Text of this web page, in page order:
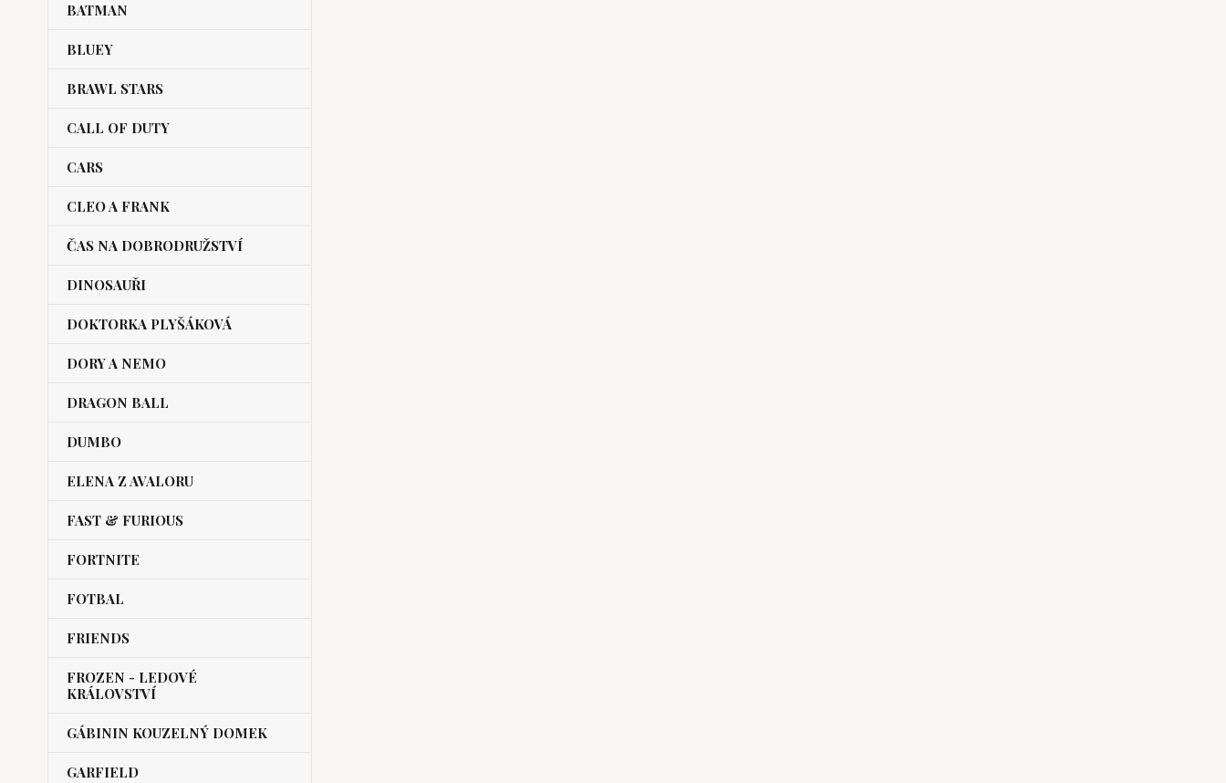
BATMAN
BLUEY
BRAWL STARS
CALL OF DUTY
CARS
CLEO A FRANK
ČAS NA DOBRODRUŽSTVÍ
DINOSAUŘI
DOKTORKA PLYŠÁKOVÁ
DORY A NEMO
DRAGON BALL
DUMBO
ELENA Z AVALORU
FAST & FURIOUS
FORTNITE
FOTBAL
FRIENDS
FROZEN - LEDOVÉ
KRÁLOVSTVÍ
GÁBININ KOUZELNÝ DOMEK
GARFIELD